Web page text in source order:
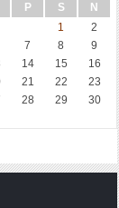
P S
N
1
2
7 8
9
14 15
16
21 22
23
28 29
30